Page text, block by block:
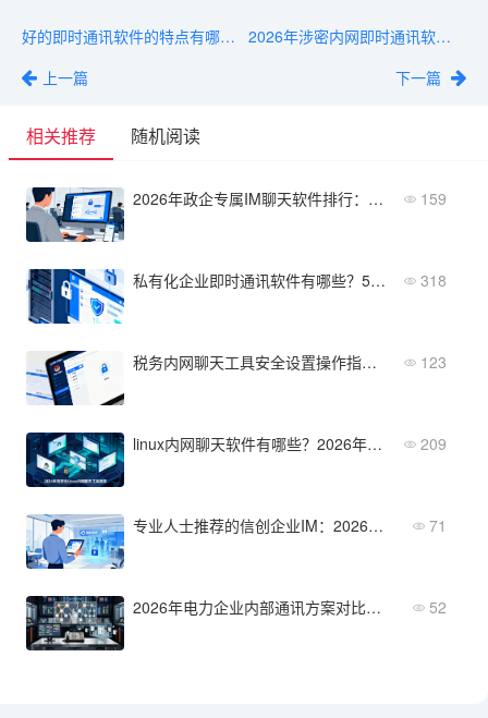
好的即时通讯软件的特点有哪些？CTO选型指标清单
上一篇
2026年涉密内网即时通讯软件排行榜：合规性+稳定性实测
下一篇
相关推荐 随机阅读
2026年政企专属IM聊天软件排行：安全、稳定、扩展性 159
私有化企业即时通讯软件有哪些？5款支持组织隔离、会话存档 318
税务内网聊天工具安全设置操作指南：消息加密与权限配置 123
linux内网聊天软件有哪些？2026年5款高安全性推荐 209
专业人士推荐的信创企业IM：2026年优选方案 71
2026年电力企业内部通讯方案对比：核心差异与选型建议 52